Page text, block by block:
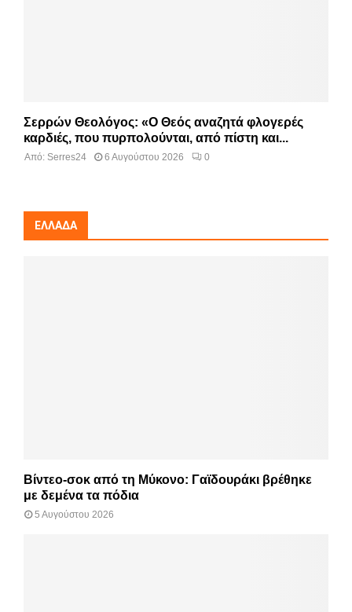
Σερρών Θεολόγος: «Ο Θεός αναζητά φλογερές
καρδιές, που πυρπολούνται, από πίστη και...
Από: Serres24 6 Αυγούστου 2026 0
ΕΛΛΆΔΑ
Βίντεο-σοκ από τη Μύκονο: Γαϊδουράκι βρέθηκε
με δεμένα τα πόδια
5 Αυγούστου 2026